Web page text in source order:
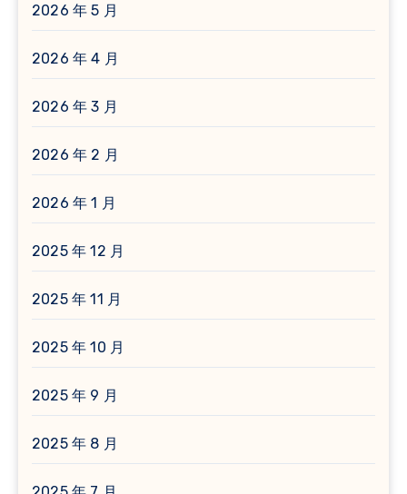
2026 年 5 月
2026 年 4 月
2026 年 3 月
2026 年 2 月
2026 年 1 月
2025 年 12 月
2025 年 11 月
2025 年 10 月
2025 年 9 月
2025 年 8 月